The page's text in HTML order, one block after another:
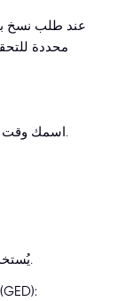
عند طلب نسخ
محددة
اسمك وقت إجراء الاختبار، إذا كان مختلفًا عن اسمك الحالي.
يُستخدم غالبًا كمعرّف أساسي في السجلات الأمريكية.
مكان وسنة اختبار شهادة إتمام الدراسة الثانوية (GED):